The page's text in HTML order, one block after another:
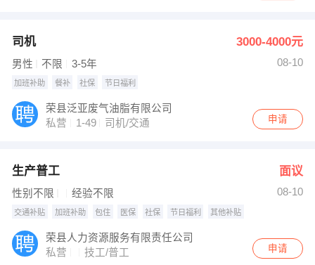
司机 3000-4000元
男性 不限 3-5年 08-10
加班补助 餐补 社保 节日福利
荣县泛亚废气油脂有限公司
私营
1-49 司机/交通 申请
生产普工 面议
性别不限 经验不限 08-10
交通补贴 加班补助 包住 医保 社保 节日福利 其他补贴
荣县人力资源服务有限责任公司
私营
技工/普工 申请